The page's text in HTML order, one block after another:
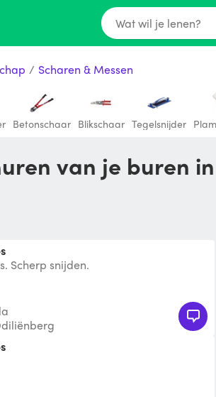
Wat wil je lenen?
/ Scharen & Messen
Betonschaar Blikschaar Tegelsnijder
van je buren
Scherp snijden.